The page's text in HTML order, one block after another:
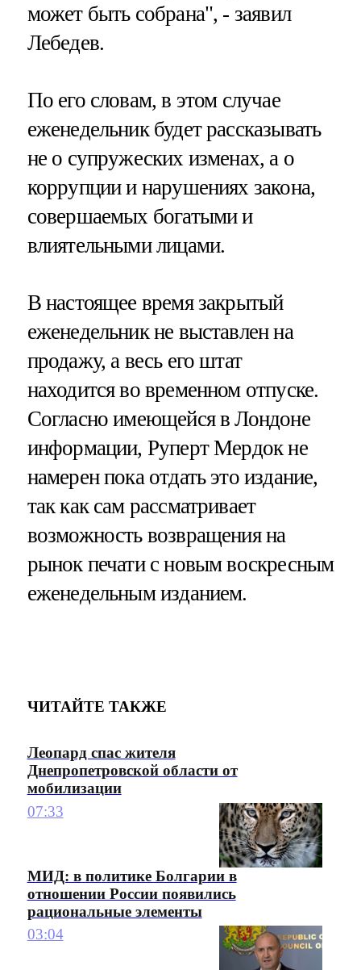
может быть собрана", - заявил
Лебедев.
По его словам, в этом случае
еженедельник будет рассказывать
не о супружеских изменах, а о
коррупции и нарушениях закона,
совершаемых богатыми и
влиятельными лицами.
В настоящее время закрытый
еженедельник не выставлен на
продажу, а весь его штат
находится во временном отпуске.
Согласно имеющейся в Лондоне
информации, Руперт Мердок не
намерен пока отдать это издание,
так как сам рассматривает
возможность возвращения на
рынок печати с новым воскресным
еженедельным изданием.
ЧИТАЙТЕ ТАКЖЕ
Леопард спас жителя
Днепропетровской области от
мобилизации
07:33
МИД: в политике Болгарии в
отношении России появились
рациональные элементы
03:04